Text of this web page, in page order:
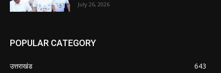
July 26, 2026
POPULAR CATEGORY
उत्तराखंड
643